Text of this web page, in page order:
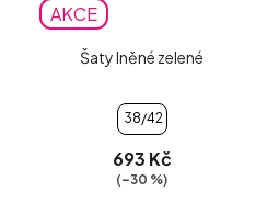
AKCE
Šaty lněné zelené
38/42
693 Kč
(–30 %)